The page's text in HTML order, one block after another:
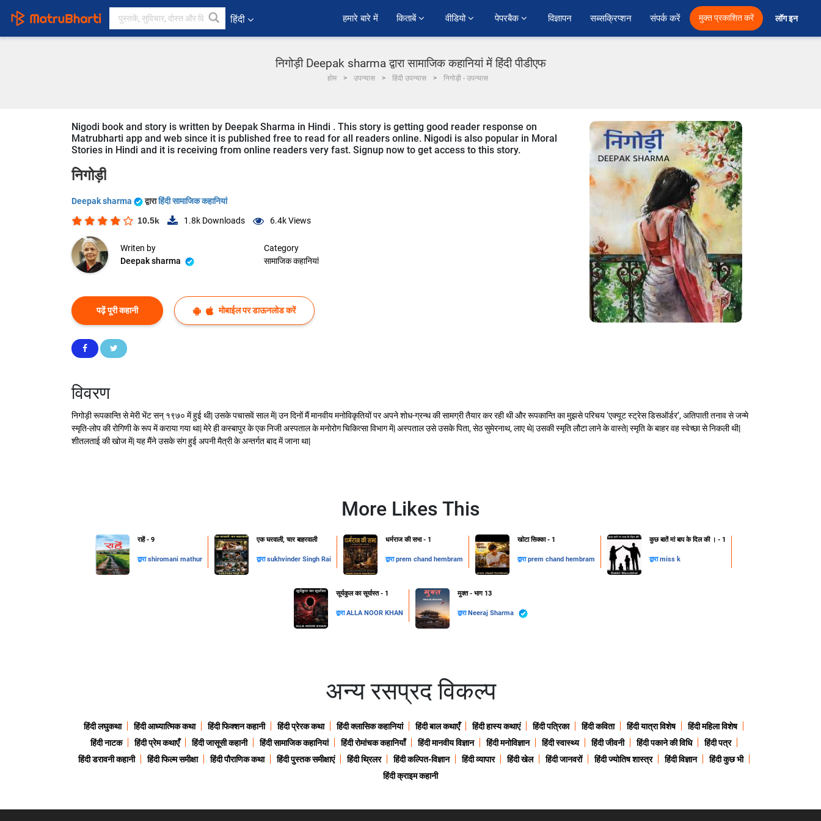
हिंदी हमारे बारे में किताबें वीडियो पेपरबैक विज्ञापन सब्सक्रिप्शन संपर्क करें मुक्त प्रकाशित करें लॉग इन
निगोड़ी Deepak sharma द्वारा सामाजिक कहानियां में हिंदी पीडीएफ
होम उपन्यास हिंदी उपन्यास निगोड़ी - उपन्यास
Nigodi book and story is written by Deepak Sharma in Hindi . This story is getting good reader response on
Matrubharti app and web since it is published free to read for all readers online. Nigodi is also popular in Moral
Stories in Hindi and it is receiving from online readers very fast. Signup now to get access to this story.
निगोड़ी
Deepak sharma द्वाराहिंदी सामाजिक कहानियां
10.5k 1.8k Downloads 6.4kViews
Writen by
Deepak sharma
Category
सामाजिक कहानियां
पढ़ें पूरी कहानी मोबाईल पर डाऊनलोड करें
विवरण
निगोड़ी रूपकान्ति से मेरी भेंट सन् १९७० में हुई थी| उसके पचासवें साल में| उन दिनों मैं मानवीय मनोविकृतियों पर अपने शोध-ग्रन्थ की सामग्री तैयार कर रही थी और रूपकान्ति का मुझसे परिचय ‘एक्यूट स्ट्रेस डिसऑर्डर’, अतिपाती तनाव से जन्मे
स्मृति-लोप की रोगिणी के रूप में कराया गया था| मेरे ही कस्बापुर के एक निजी अस्पताल के मनोरोग चिकित्सा विभाग में| अस्पताल उसे उसके पिता, सेठ सुमेरनाथ, लाए थे| उसकी स्मृति लौटा लाने के वास्ते| स्मृति के बाहर वह स्वेच्छा से निकली थी|
शीतलताई की खोज में| यह मैंने उसके संग हुई अपनी मैत्री के अन्तर्गत बाद में जाना था|
More Likes This
राहें - 9
द्वाराshiromani mathur
एक घरवाली, चार बाहरवाली
द्वाराsukhvinder Singh Rai
धर्मराज की सभा - 1
द्वाराprem chand hembram
खोटा सिक्का - 1
द्वाराprem chand hembram
कुछ बातें मां बाप के दिल की । - 1
द्वाराmiss k
सूर्यकुल का सूर्यास्त - 1
द्वाराALLA NOOR KHAN
मुक्त - भाग 13
द्वारा Neeraj Sharma
अन्य रसप्रद विकल्प
हिंदी लघुकथा हिंदी आध्यात्मिक कथा हिंदी फिक्शन कहानी हिंदी प्रेरक कथा हिंदी क्लासिक कहानियां हिंदी बाल कथाएँ हिंदी हास्य कथाएं हिंदी पत्रिका हिंदी कविता हिंदी यात्रा विशेष
हिंदी महिला विशेष
हिंदी नाटक
हिंदी प्रेम कथाएँ हिंदी जासूसी कहानी हिंदी सामाजिक कहानियां हिंदी रोमांचक कहानियाँ हिंदी मानवीय विज्ञान हिंदी मनोविज्ञान हिंदी स्वास्थ्य हिंदी जीवनी हिंदी पकाने की विधि
हिंदी पत्र
हिंदी डरावनी कहानी
हिंदी फिल्म समीक्षा हिंदी पौराणिक कथा हिंदी पुस्तक समीक्षाएं हिंदी थ्रिलर हिंदी कल्पित-विज्ञान हिंदी व्यापार हिंदी खेल हिंदी जानवरों हिंदी ज्योतिष शास्त्र हिंदी विज्ञान
हिंदी कुछ भी
हिंदी क्राइम कहानी